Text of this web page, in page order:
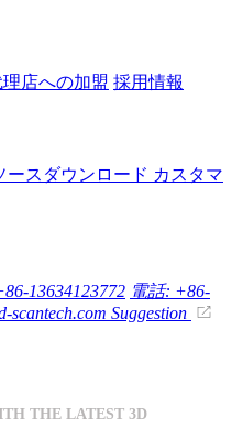
店への加盟 採用情報
ースダウンロード カスタマ
13634123772 電話: +86-
scantech.com Suggestion